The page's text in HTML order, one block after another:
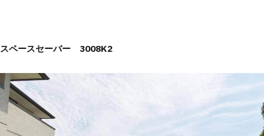
スペースセーバー 3008K2